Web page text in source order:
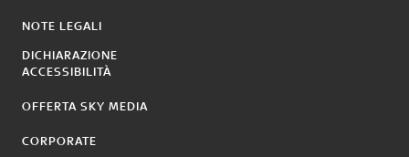
NOTE LEGALI
DICHIARAZIONE
ACCESSIBILITÀ
OFFERTA SKY MEDIA
CORPORATE